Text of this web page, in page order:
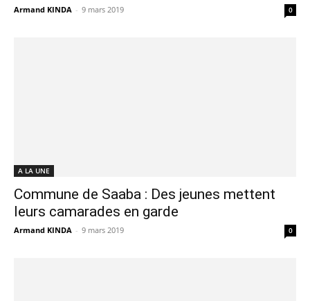
Armand KINDA - 9 mars 2019 0
A LA UNE
Commune de Saaba : Des jeunes mettent
leurs camarades en garde
Armand KINDA - 9 mars 2019 0